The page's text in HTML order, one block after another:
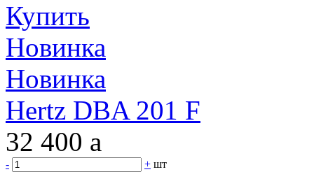
Купить
Новинка
Новинка
Hertz DBA 201 F
32 400 a
- + шт